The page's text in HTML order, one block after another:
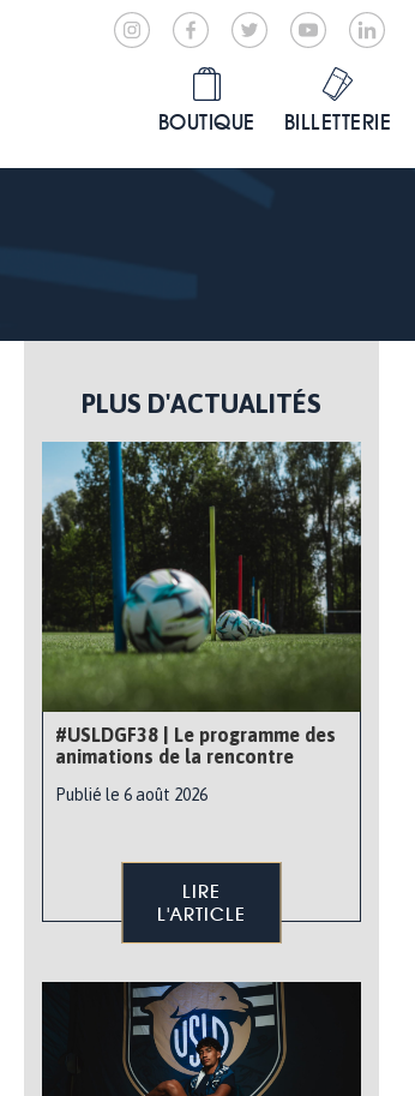
BOUTIQUE BILLETTERIE
PLUS D'ACTUALITÉS
#USLDGF38 | Le programme des
animations de la rencontre
Publié le 6 août 2026
LIRE
L'ARTICLE